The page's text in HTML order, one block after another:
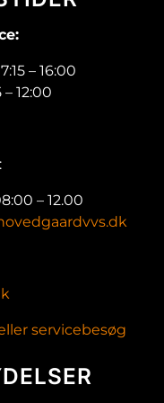
– 16:00
– 12:00
– 12.00
servicebesøg